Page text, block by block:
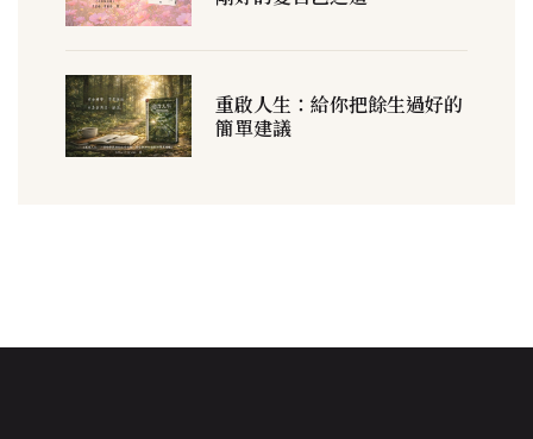
重啟人生：給你把餘生過好的
簡單建議